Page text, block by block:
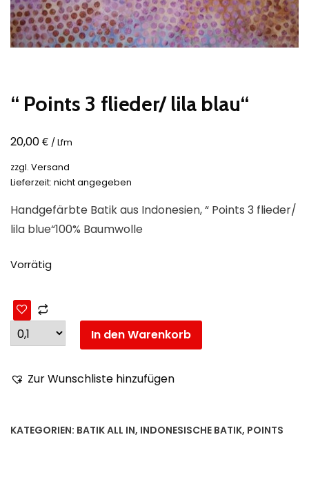
“ Points 3 flieder/ lila blau“
20,00€ / Lfm
zzgl. Versand
Lieferzeit: nicht angegeben
Handgefärbte Batik aus Indonesien, “ Points 3 flieder/
lila blue“100% Baumwolle
Vorrätig
In den Warenkorb
Zur Wunschliste hinzufügen
KATEGORIEN: BATIK ALL IN, INDONESISCHE BATIK, POINTS